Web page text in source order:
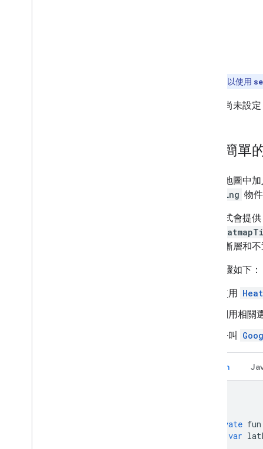
您可以使用
如果您尚未設
新增簡單
如要在地圖中
LatLng 物
公用程式會提供
半徑、漸層和
詳細步驟如下：
使用
利用相關
呼叫
Kotlin
private fun
var